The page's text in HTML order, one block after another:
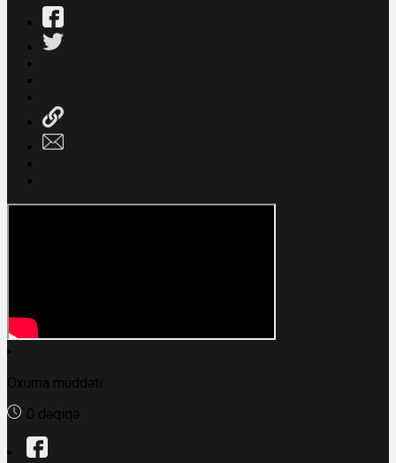
Oxuma müddəti:
0 dəqiqə